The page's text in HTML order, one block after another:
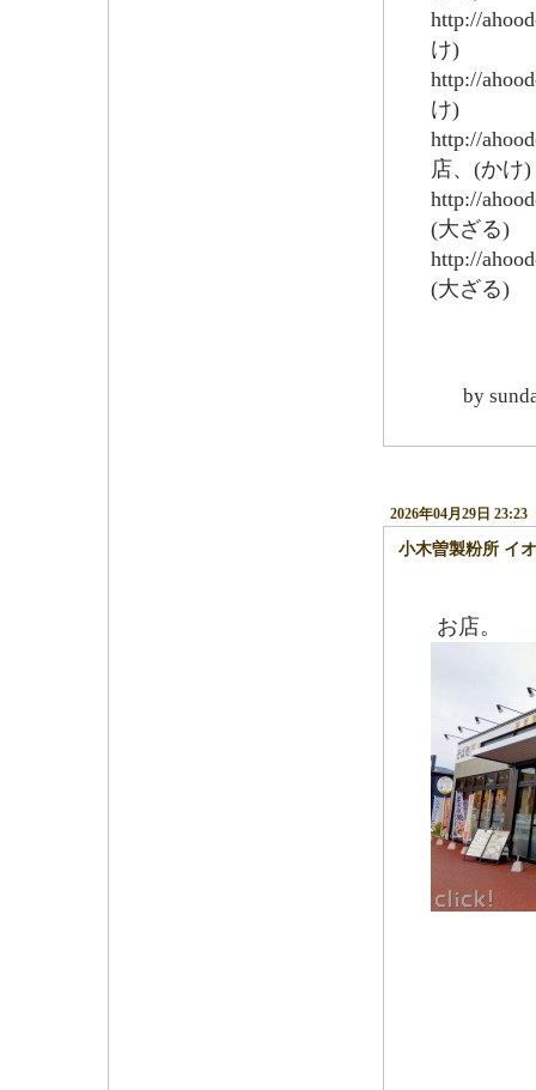
http://
け)
http://
け)
http://
店、(かけ)
http://
(大ざる)
http://
(大ざる)
by
小木曽製粉所 イ
2026年04月29日 23:23
お店。